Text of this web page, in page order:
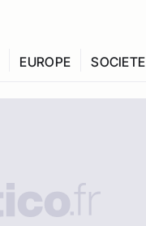
EUROPE SOCIETE